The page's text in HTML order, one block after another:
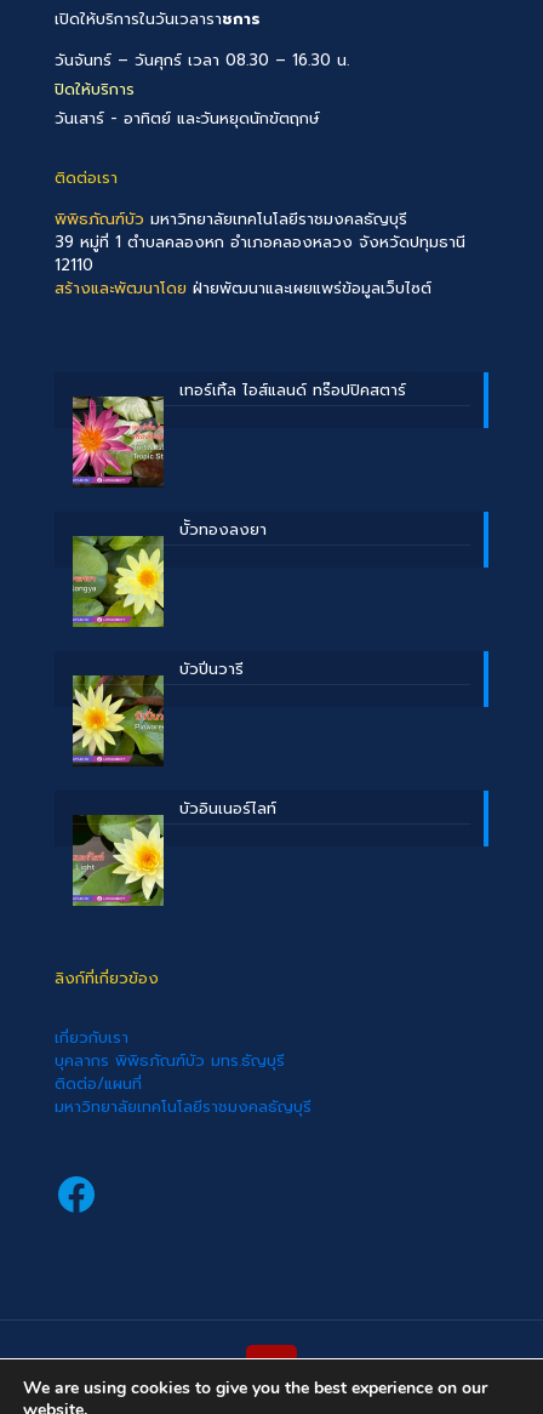
เปิดให้บริการในวันเวลาราชการ
วันจันทร์ – วันศุกร์ เวลา 08.30 – 16.30 น.
ปิดให้บริการ
วันเสาร์ - อาทิตย์ และวันหยุดนักขัตฤกษ์
ติดต่อเรา
พิพิธภัณฑ์บัว มหาวิทยาลัยเทคโนโลยีราชมงคลธัญบุรี
39 หมู่ที่ 1 ตำบลคลองหก อำเภอคลองหลวง จังหวัดปทุมธานี
12110
สร้างและพัฒนาโดย ฝ่ายพัฒนาและเผยแพร่ข้อมูลเว็บไซต์
เทอร์เทิ้ล ไอส์แลนด์ ทร๊อปปิคสตาร์
บััวทองลงยา
บัวปิ่นวารี
บัวอินเนอร์ไลท์
ลิงก์ที่เกี่ยวข้อง
เกี่ยวกับเรา
บุคลากร พิพิธภัณฑ์บัว มทร.ธัญบุรี
ติดต่อ/แผนที่
มหาวิทยาลัยเทคโนโลยีราชมงคลธัญบุรี
Facebook
We are using cookies to give you the best experience on our